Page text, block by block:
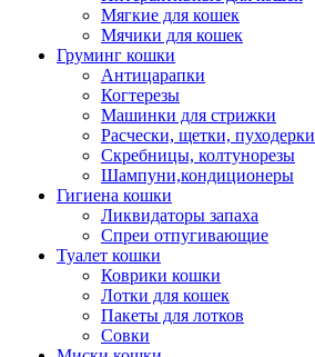
Мягкие для кошек
Мячики для кошек
Груминг кошки
Антицарапки
Когтерезы
Машинки для стрижки
Расчески, щетки, пуходерки
Скребницы, колтунорезы
Шампуни,кондиционеры
Гигиена кошки
Ликвидаторы запаха
Спреи отпугивающие
Туалет кошки
Коврики кошки
Лотки для кошек
Пакеты для лотков
Совки